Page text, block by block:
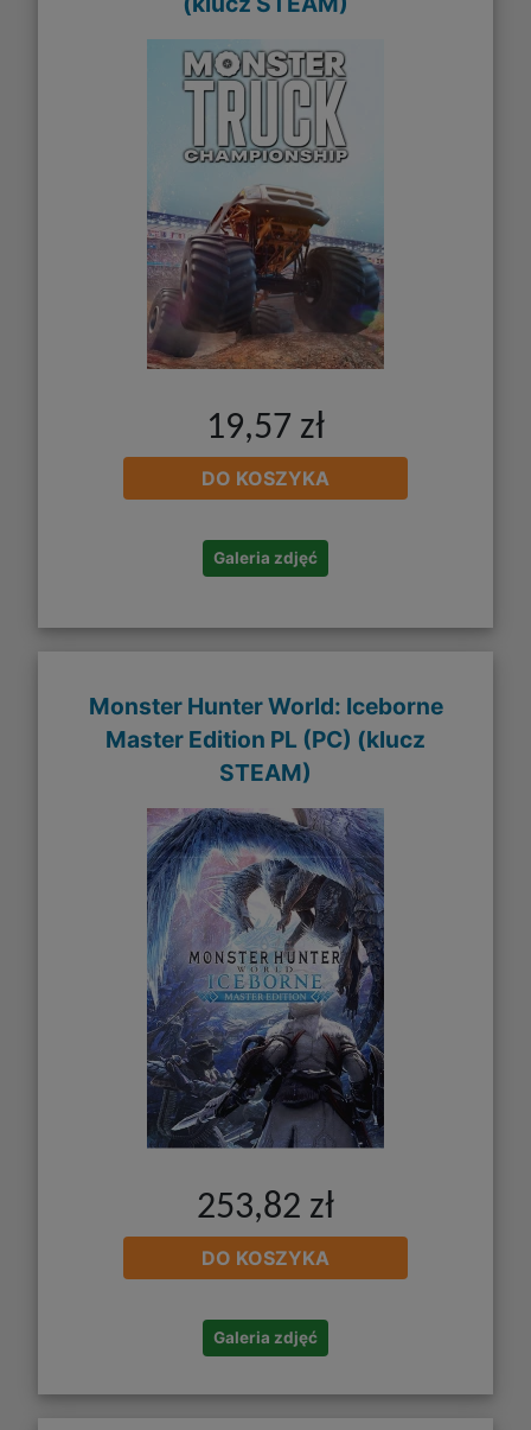
19,57 zł
DO KOSZYKA
Galeria zdjęć
Monster Hunter World: Iceborne
Master Edition PL (PC) (klucz
STEAM)
253,82 zł
DO KOSZYKA
Galeria zdjęć